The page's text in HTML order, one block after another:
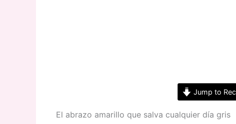
Jump to
El abrazo amarillo que salva cualquier día gris